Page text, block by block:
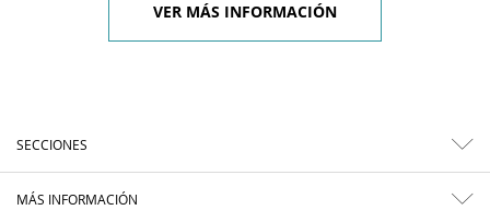
VER MÁS INFORMACIÓN
SECCIONES
MÁS INFORMACIÓN